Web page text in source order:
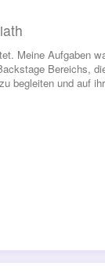
Meine Aufgaben
Bereichs,
begleiten und auf